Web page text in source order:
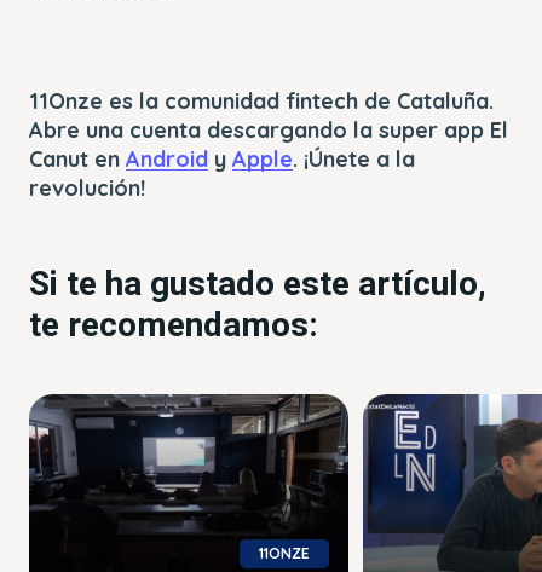
11Onze es la comunidad fintech de Cataluña.
Abre una cuenta descargando la super app El
Canut en Android y Apple. ¡Únete a la
revolución!
Si te ha gustado este artículo,
te recomendamos:
11ONZE